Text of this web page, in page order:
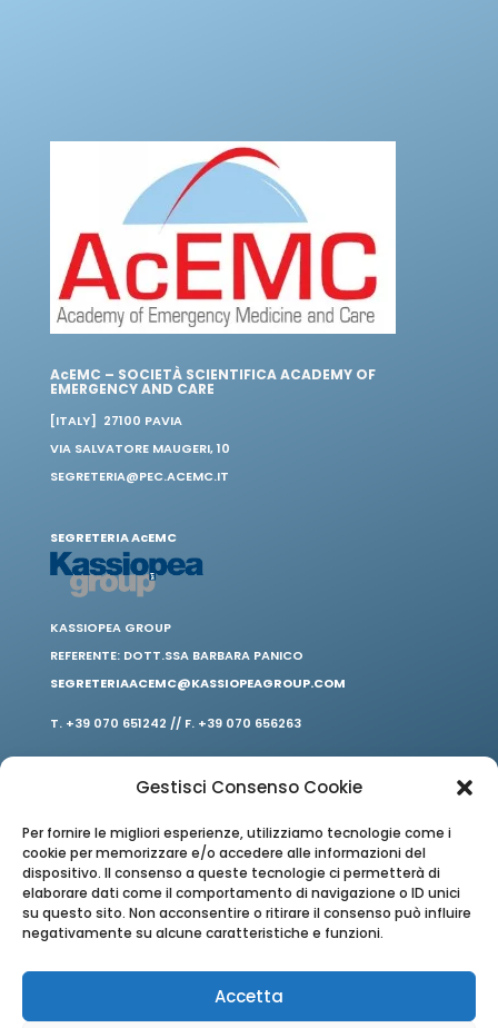
Gestisci Consenso Cookie
Per fornire le migliori esperienze, utilizziamo tecnologie come i
cookie per memorizzare e/o accedere alle informazioni del
dispositivo. Il consenso a queste tecnologie ci permetterà di
elaborare dati come il comportamento di navigazione o ID unici
su questo sito. Non acconsentire o ritirare il consenso può influire
negativamente su alcune caratteristiche e funzioni.
Accetta
AcEMC – SOCIETÀ SCIENTIFICA ACADEMY OF
EMERGENCY AND CARE
[ITALY] 27100 PAVIA
VIA SALVATORE MAUGERI, 10
SEGRETERIA@PEC.ACEMC.IT
SEGRETERIA AcEMC
KASSIOPEA GROUP
REFERENTE: DOTT.SSA BARBARA PANICO
SEGRETERIAACEMC@KASSIOPEAGROUP.COM
T. +39 070 651242 // F. +39 070 656263
PRIVACY // COOKIE